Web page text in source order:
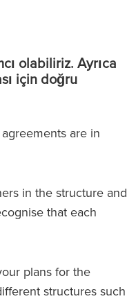
olabiliriz. Ayrıca
için doğru
are in
in the structure and
that each
plans for the
structures such